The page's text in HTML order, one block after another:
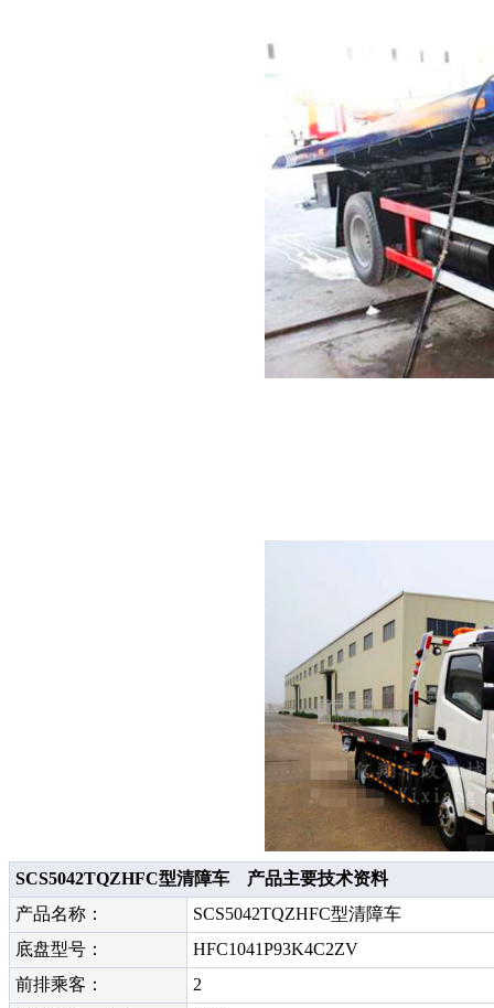
SCS5042TQZHFC型清障车 产品主要技术资料
产品名称：
SCS5042TQZHFC型清障车
底盘型号：
HFC1041P93K4C2ZV
前排乘客：
2